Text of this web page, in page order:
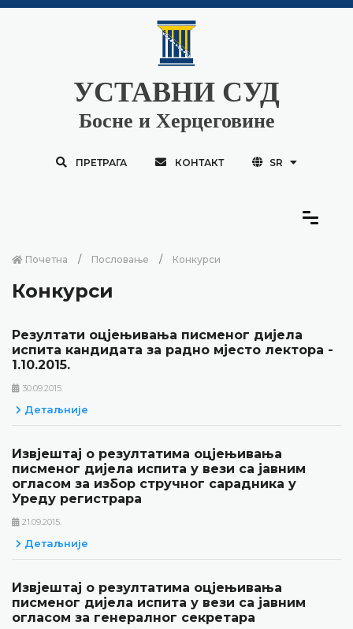
УСТАВНИ СУД
Босне и Херцеговине
ПРЕТРАГА КОНТАКТ SR
Почетна Пословање Конкурси
Конкурси
Резултати оцјењивања писменог дијела
испита кандидата за радно мјесто лектора -
1.10.2015.
30.09.2015.
Детаљније
Извјештај о резултатима оцјењивања
писменог дијела испита у вези са јавним
огласом за избор стручног сарадника у
Уреду регистрара
21.09.2015.
Детаљније
Извјештај о резултатима оцјењивања
писменог дијела испита у вези са јавним
огласом за генералног секретара